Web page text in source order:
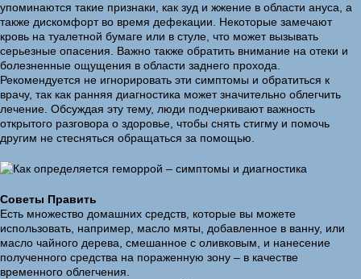
упоминаются такие признаки, как зуд и жжение в области ануса, а
также дискомфорт во время дефекации. Некоторые замечают
кровь на туалетной бумаге или в стуле, что может вызывать
серьезные опасения. Важно также обратить внимание на отеки и
болезненные ощущения в области заднего прохода.
Рекомендуется не игнорировать эти симптомы и обратиться к
врачу, так как ранняя диагностика может значительно облегчить
лечение. Обсуждая эту тему, люди подчеркивают важность
открытого разговора о здоровье, чтобы снять стигму и помочь
другим не стесняться обращаться за помощью.
Советы Править
Есть множество домашних средств, которые вы можете
использовать, например, масло мяты, добавленное в ванну, или
масло чайного дерева, смешанное с оливковым, и нанесение
полученного средства на пораженную зону – в качестве
временного облегчения.